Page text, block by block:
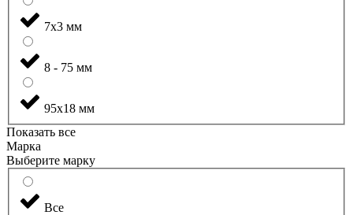
7x3 мм
8 - 75 мм
95x18 мм
Показать все
Марка
Выберите марку
Все